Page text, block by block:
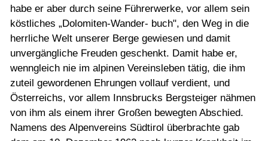
habe er aber durch seine Führerwerke, vor allem sein
köstliches „Dolomiten-Wander- buch", den Weg in die
herrliche Welt unserer Berge gewiesen und damit
unvergängliche Freuden geschenkt. Damit habe er,
wenngleich nie im alpinen Vereinsleben tätig, die ihm
zuteil gewordenen Ehrungen vollauf verdient, und
Österreichs, vor allem Innsbrucks Bergsteiger nähmen
von ihm als einem ihrer Großen bewegten Abschied.
Namens des Alpenvereins Südtirol überbrachte gab